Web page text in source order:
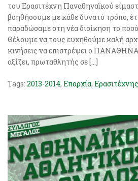
του Ερασιτέχνη Παναθηναϊκού
βοηθήσουμε με κάθε δυνατό τρόπο,
παραδώσαμε στη νέα διοίκηση το
Θέλουμε να τους ευχηθούμε καλή
κινήσεις να επιστρέψει ο
αξίζει, πρωταθλητής σε […]
Tags: 2013-2014, Επαρχία, Ερασιτέχνης